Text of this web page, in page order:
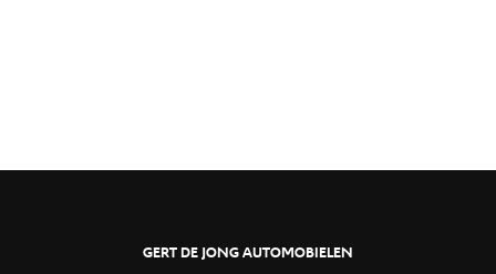
GERT DE JONG AUTOMOBIELEN